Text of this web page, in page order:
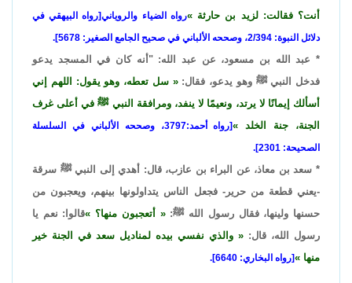
أنت؟ فقالت: لزيد بن حارثة
رواه الضياء والروياني[رواه البيهقي في
دلائل النبوة: 2/394، وصححه الألباني في صحيح الجامع الصغير: 5678].
* عبد الله بن مسعود، عن عبد الله: "أنه كان في المسجد يدعو
فدخل النبي ﷺ وهو يدعو، فقال:
سل تعطه، وهو يقول: اللهم إني
أسألك إيمانًا لا يرتد، ونعيمًا لا ينفد، ومرافقة النبي ﷺ في أعلى غرف
الجنة، جنة الخلد
[رواه أحمد:3797، وصححه الألباني في السلسلة
الصحيحة: 2301].
* سعد بن معاذ، عن البراء بن عازب، قال: أهدي إلى النبي ﷺ سرقة
-يعني قطعة من حرير- فجعل الناس يتداولونها بينهم، ويعجبون من
حسنها ولينها، فقال رسول الله ﷺ:
أتعجبون منها؟
قالوا: نعم يا
رسول الله، قال:
والذي نفسي بيده لمناديل سعد في الجنة خير
منها
[رواه البخاري: 6640].